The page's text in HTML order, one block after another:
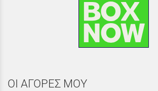
ΟΙ ΑΓΟΡΕΣ ΜΟΥ